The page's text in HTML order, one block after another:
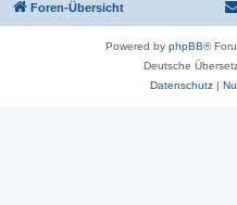
Foren-Übersicht
Powered by phpBB®
Deutsche
Datenschutz|